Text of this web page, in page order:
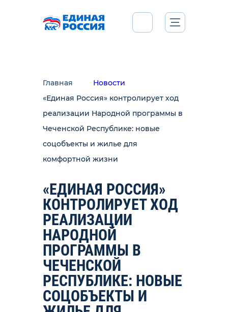
Главная
Новости
«Единая Россия» контролирует ход
реализации Народной программы в
Чеченской Республике: новые
соцобъекты и жилье для
комфортной жизни
«ЕДИНАЯ РОССИЯ»
КОНТРОЛИРУЕТ ХОД
РЕАЛИЗАЦИИ
НАРОДНОЙ
ПРОГРАММЫ В
ЧЕЧЕНСКОЙ
РЕСПУБЛИКЕ: НОВЫЕ
СОЦОБЪЕКТЫ И